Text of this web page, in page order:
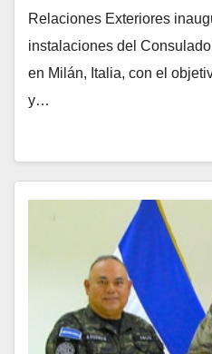
Relaciones Exteriores
instalaciones del
en Milán, Italia, con el
y…